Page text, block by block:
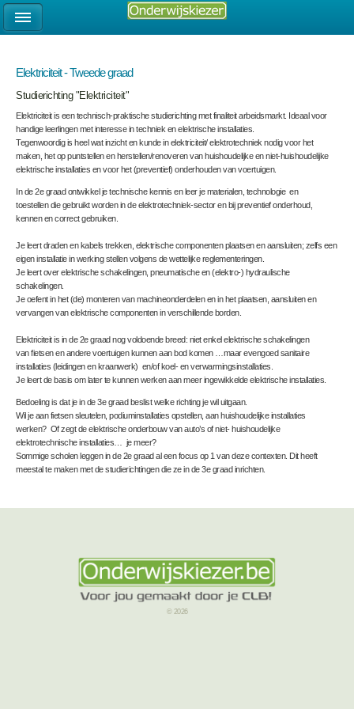
Elektriciteit - Tweede graad
Studierichting "Elektriciteit"
Elektriciteit is een technisch-praktische studierichting met finaliteit arbeidsmarkt. Ideaal voor
handige leerlingen met interesse in techniek en elektrische installaties.
Tegenwoordig is heel wat inzicht en kunde in elektriciteit/ elektrotechniek nodig voor het
maken, het op puntstellen en herstellen/renoveren van huishoudelijke en niet-huishoudelijke
elektrische installaties en voor het (preventief) onderhouden van voertuigen.
In de 2egraad ontwikkel je technische kennis en leer je materialen, technologie en
toestellen die gebruikt worden in de elektrotechniek-sector en bij preventief onderhoud,
kennen en correct gebruiken.
Je leert draden en kabels trekken, elektrische componenten plaatsen en aansluiten; zelfs een
eigen installatie in werking stellen volgens de wettelijke reglementeringen.
Je leert over elektrische schakelingen, pneumatische en (elektro-) hydraulische
schakelingen.
Je oefent in het (de) monteren van machineonderdelen en in het plaatsen, aansluiten en
vervangen van elektrische componenten in verschillende borden.
Elektriciteit is in de 2egraad nog voldoende breed: niet enkel elektrische schakelingen
van fietsen en andere voertuigen kunnen aan bod komen …maar evengoed sanitaire
installaties (leidingen en kraanwerk) en/of koel- en verwarmingsinstallaties.
Je leert de basis om later te kunnen werken aan meer ingewikkelde elektrische installaties.
Bedoeling is dat je in de 3egraad beslist welke richting je wil uitgaan.
Wil je aan fietsen sleutelen, podiuminstallaties opstellen, aan huishoudelijke installaties
werken? Of zegt de elektrische onderbouw van auto’s of niet- huishoudelijke
elektrotechnische installaties… je meer?
Sommige scholen leggen in de 2egraad al een focus op 1 van deze contexten. Dit heeft
meestal te maken met de studierichtingen die ze in de 3egraad inrichten.
© 2026